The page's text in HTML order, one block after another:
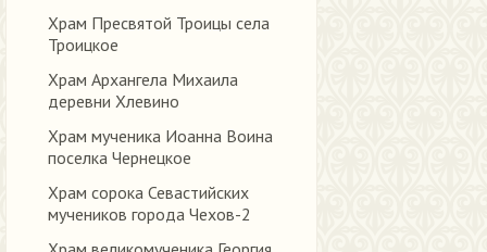
Храм Пресвятой Троицы села
Троицкое
Храм Архангела Михаила
деревни Хлевино
Храм мученика Иоанна Воина
поселка Чернецкое
Храм сорока Севастийских
мучеников города Чехов-2